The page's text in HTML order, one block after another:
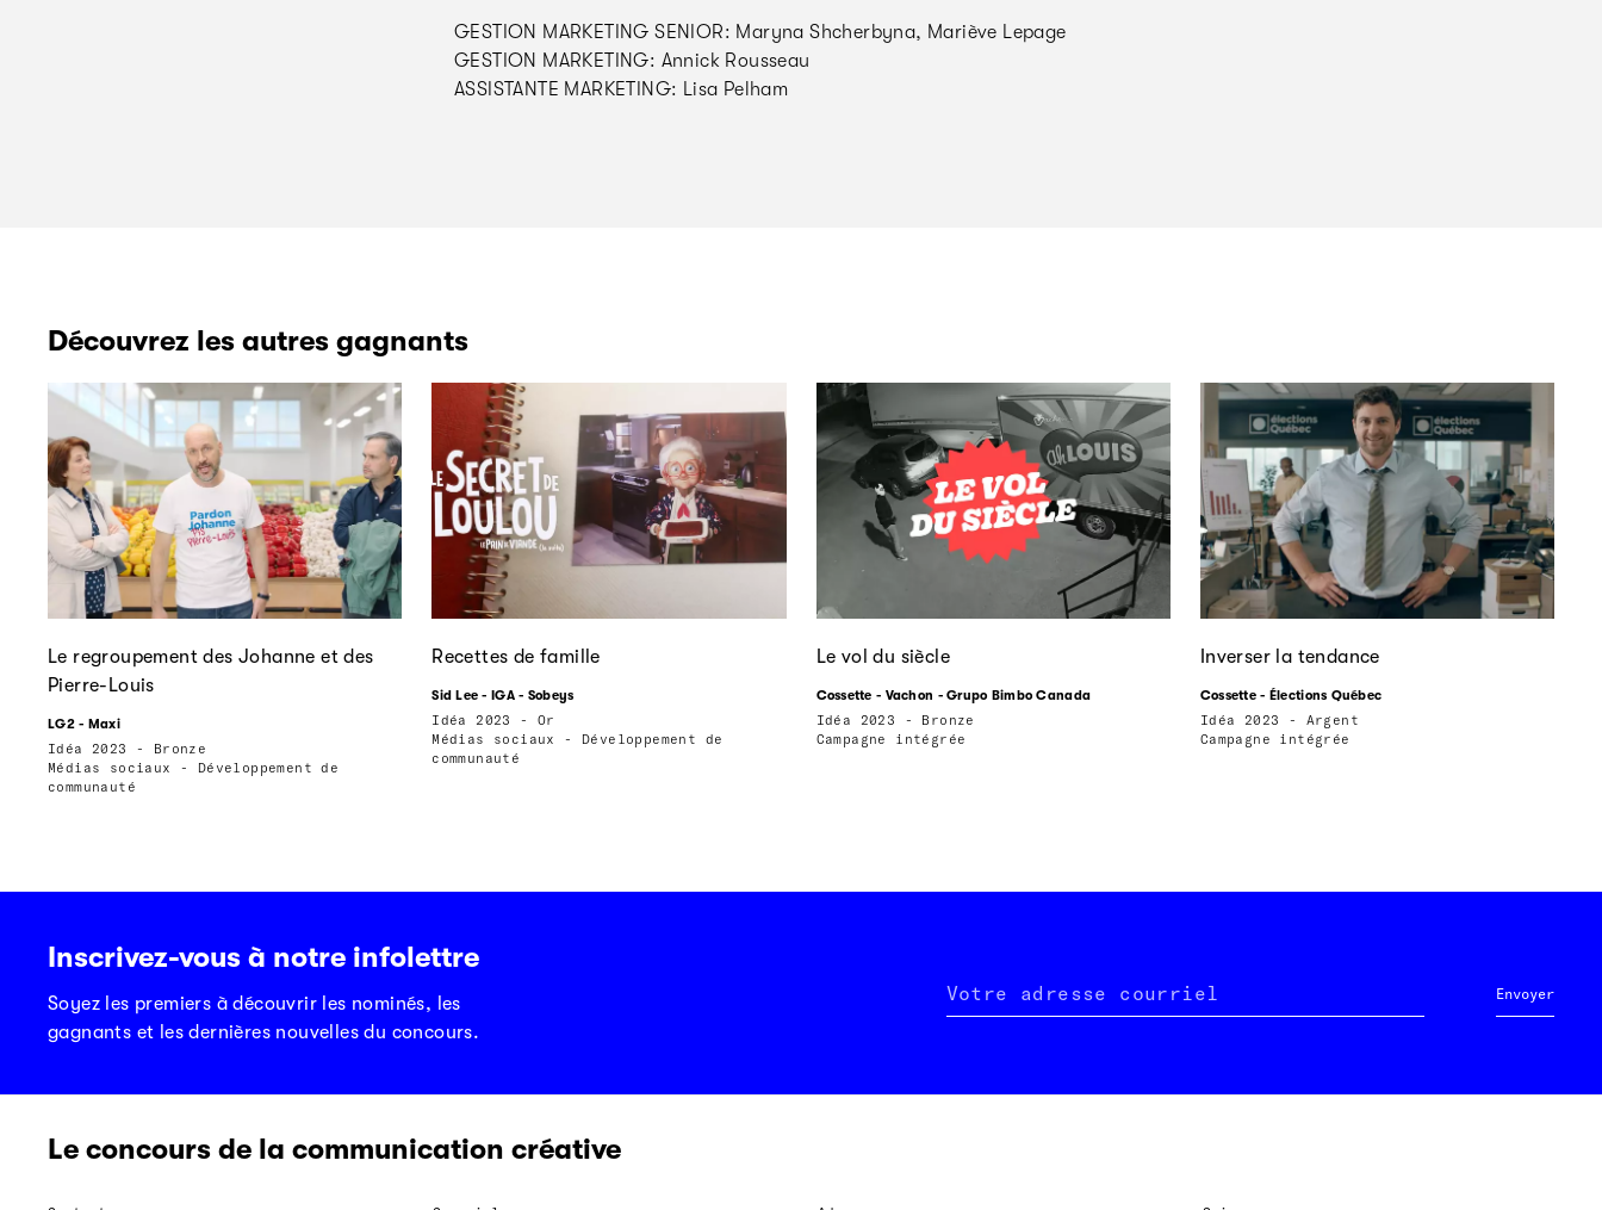
GESTION MARKETING SENIOR: Maryna Shcherbyna, Mariève Lepage
GESTION MARKETING: Annick Rousseau
ASSISTANTE MARKETING: Lisa Pelham
Découvrez les autres gagnants
Le regroupement des Johanne et des
Pierre-Louis
LG2 - Maxi
Idéa 2023 - Bronze
Médias sociaux - Développement de
communauté
Recettes de famille
Sid Lee - IGA - Sobeys
Idéa 2023 - Or
Médias sociaux - Développement de
communauté
Le vol du siècle
Cossette - Vachon - Grupo Bimbo Canada
Idéa 2023 - Bronze
Campagne intégrée
Inverser la tendance
Cossette - Élections Québec
Idéa 2023 - Argent
Campagne intégrée
Inscrivez-vous à notre infolettre
Soyez les premiers à découvrir les nominés, les
gagnants et les dernières nouvelles du concours.
Votre adresse courriel Envoyer
Le concours de la communication créative